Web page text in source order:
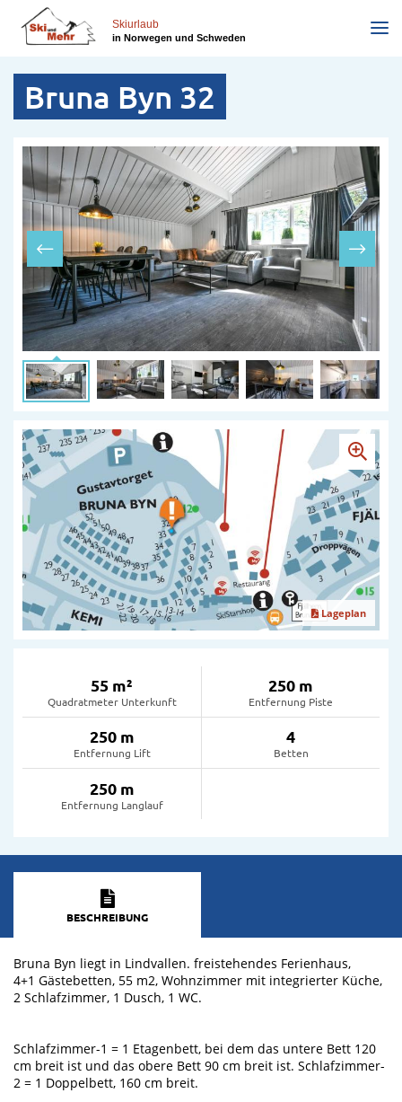
zum
Inhalt
Skiurlaub
in Norwegen und Schweden
Bruna Byn 32
Lageplan
55 m²
Quadratmeter Unterkunft
250 m
Entfernung Piste
250 m
Entfernung Lift
4
Betten
250 m
Entfernung Langlauf
BESCHREIBUNG
Bruna Byn liegt in Lindvallen. freistehendes Ferienhaus,
4+1 Gästebetten, 55 m2, Wohnzimmer mit integrierter Küche,
2 Schlafzimmer, 1 Dusch, 1 WC.
Schlafzimmer-1 = 1 Etagenbett, bei dem das untere Bett 120
cm breit ist und das obere Bett 90 cm breit ist. Schlafzimmer-
2 = 1 Doppelbett, 160 cm breit.